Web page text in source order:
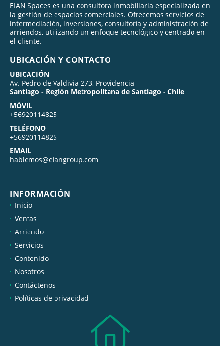
EIAN Spaces es una consultora inmobiliaria especializada en
la gestión de espacios comerciales. Ofrecemos servicios de
intermediación, inversiones, consultoría y administración de
arriendos, utilizando un enfoque tecnológico y centrado en
el cliente.
UBICACIÓN Y CONTACTO
UBICACIÓN
Av. Pedro de Valdivia 273, Providencia
Santiago - Región Metropolitana de Santiago - Chile
MÓVIL
+56920114825
TELÉFONO
+56920114825
EMAIL
hablemos@eiangroup.com
INFORMACIÓN
Inicio
Ventas
Arriendo
Servicios
Contenido
Nosotros
Contáctenos
Políticas de privacidad